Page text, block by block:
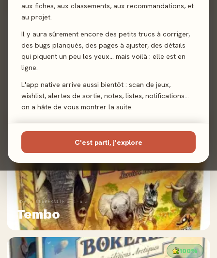
aux fiches, aux classements, aux recommandations, et
au projet.
Il y aura sûrement encore des petits trucs à corriger,
des bugs planqués, des pages à ajuster, des détails
qui piquent un peu les yeux… mais voilà : elle est en
ligne.
L'app native arrive aussi bientôt : scan de jeux,
wishlist, alertes de sortie, notes, listes, notifications…
on a hâte de vous montrer la suite.
C'est parti, j'explore
Babioles
· 2 avis joueurs
100%
2026 · COOPÉRATIF · 1-4 J
Tembo
100%